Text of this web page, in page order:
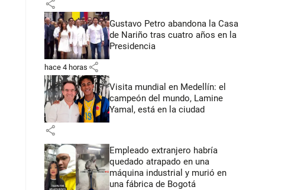
share
Gustavo Petro abandona la Casa
de Nariño tras cuatro años en la
Presidencia
hace 4 horas share
Visita mundial en Medellín: el
campeón del mundo, Lamine
Yamal, está en la ciudad
share
Empleado extranjero habría
quedado atrapado en una
máquina industrial y murió en
una fábrica de Bogotá